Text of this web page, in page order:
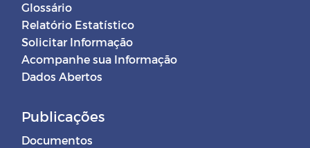
Glossário
Relatório Estatístico
Solicitar Informação
Acompanhe sua Informação
Dados Abertos
Publicações
Documentos